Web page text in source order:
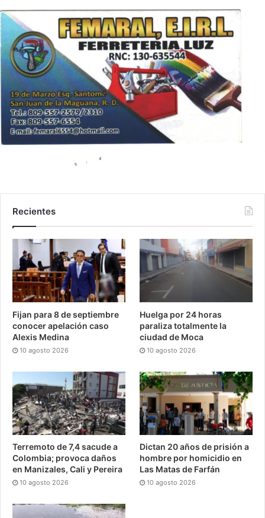
Recientes
Fijan para 8 de septiembre
conocer apelación caso
Alexis Medina
10 agosto 2026
Huelga por 24 horas
paraliza totalmente la
ciudad de Moca
10 agosto 2026
Terremoto de 7,4 sacude a
Colombia; provoca daños
en Manizales, Cali y Pereira
10 agosto 2026
Dictan 20 años de prisión a
hombre por homicidio en
Las Matas de Farfán
10 agosto 2026